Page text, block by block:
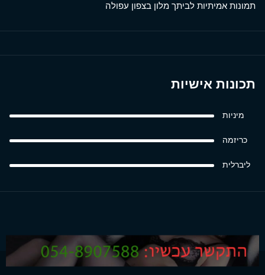
תמונות אמיתיות לביתך מלון בצפון עפולה
תכונות אישיות
מיניות
כריזמה
ליברלית